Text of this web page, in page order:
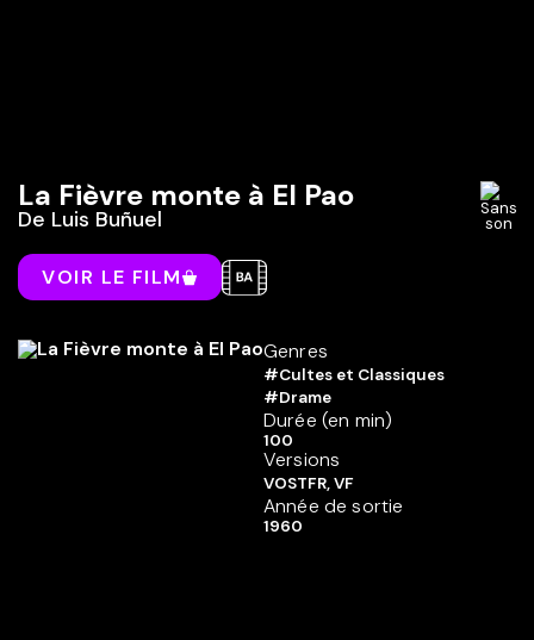
La Fièvre monte à El Pao
De Luis Buñuel
VOIR LE FILM
Genres
#Cultes et Classiques
#Drame
Durée (en min)
100
Versions
VOSTFR, VF
Année de sortie
1960